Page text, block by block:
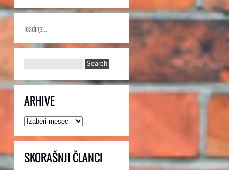
loading...
ARHIVE
Arhive
SKORAŠNJI ČLANCI